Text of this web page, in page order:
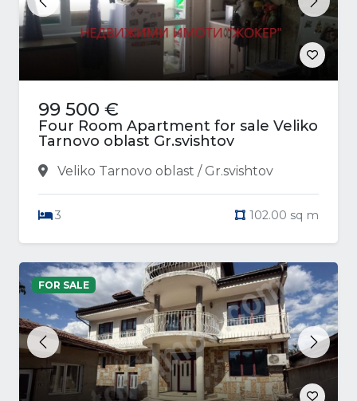
Previous Next
99 500 €
Four Room Apartment for sale Veliko
Tarnovo oblast Gr.svishtov
Veliko Tarnovo oblast / Gr.svishtov
3 102.00 sq m
Previous Next
FOR SALE